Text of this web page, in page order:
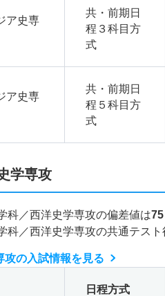
ア史専
共・前期日
程３科目方
式
ア史専
共・前期日
程５科目方
式
学専攻
科／西洋史学専攻の偏差値は
科／西洋史学専攻の共通テスト
攻の入試情報を見る
日程方式